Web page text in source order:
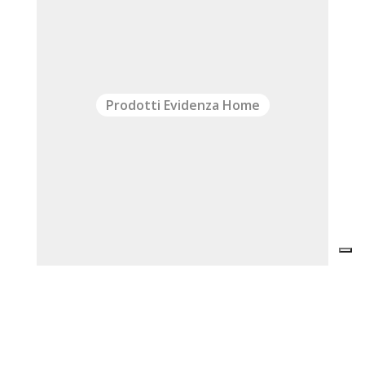
Prodotti Evidenza Home